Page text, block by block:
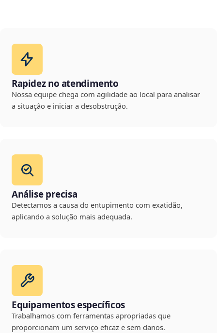
Rapidez no atendimento
Nossa equipe chega com agilidade ao local para analisar
a situação e iniciar a desobstrução.
Análise precisa
Detectamos a causa do entupimento com exatidão,
aplicando a solução mais adequada.
Equipamentos específicos
Trabalhamos com ferramentas apropriadas que
proporcionam um serviço eficaz e sem danos.